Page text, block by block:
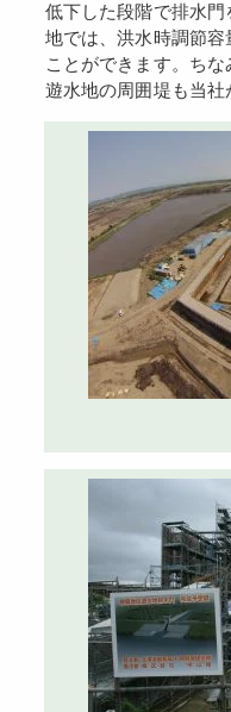
低下した段階で排水
地では、洪水時調節容
ことができます。ち
遊水地の周囲堤も当社